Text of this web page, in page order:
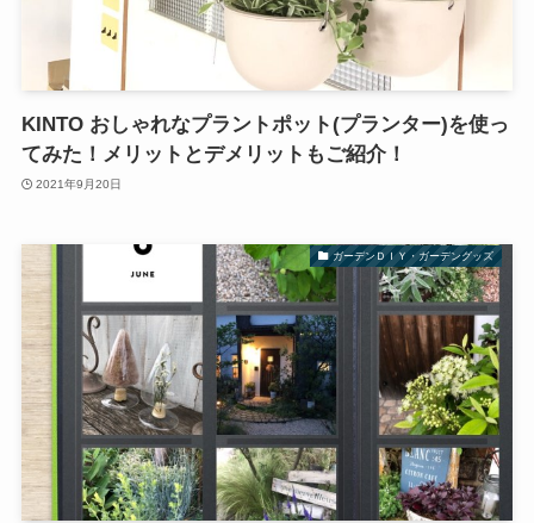
KINTO おしゃれなプラントポット(プランター)を使っ
てみた！メリットとデメリットもご紹介！
2021年9月20日
ガーデンＤＩＹ・ガーデングッズ